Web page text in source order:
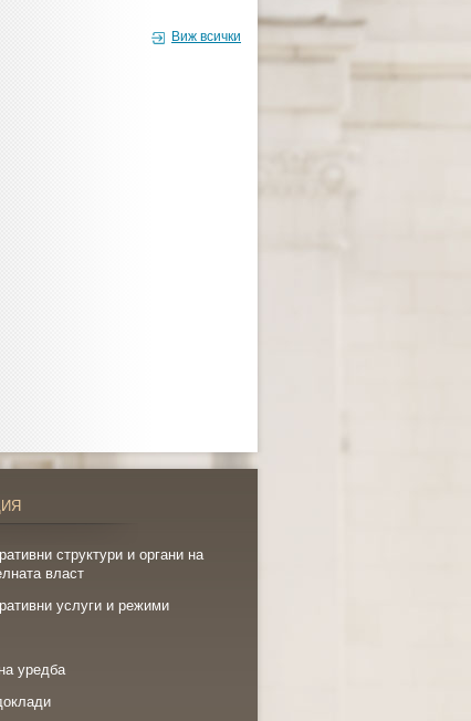
Виж всички
структури и органи на
власт
услуги и режими
уредба